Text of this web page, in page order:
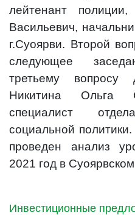
Инвестиционные
лейтенант
Васильевич,
г.Суоярви. Второй
следующее
третьему вопросу
Никитина Ольга
специалист
социальной
проведен анализ
2021 год в